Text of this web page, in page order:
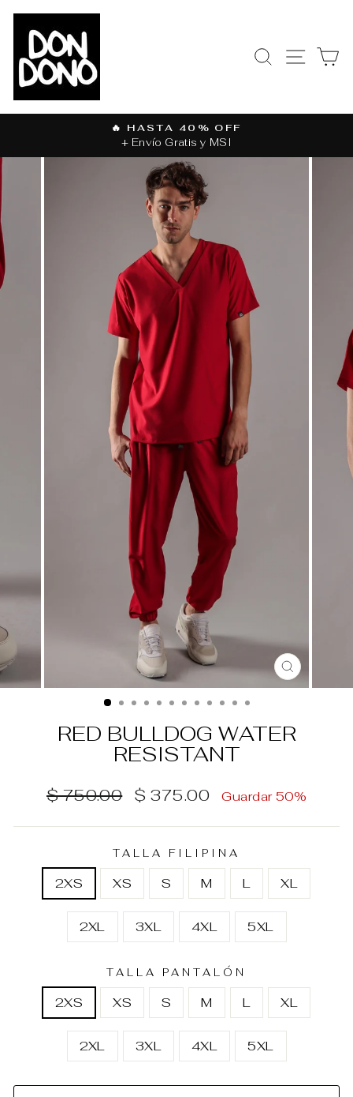
directamente
contenido
BUSCAR
diapositivas
pausa
🔥 HASTA 40% OFF
+ Envío Gratis y MSI
CERRAR
(ESC)
RED BULLDOG WATER
RESISTANT
Precio
$ 750.00
Precio
oferta
$ 375.00 Guardar 50%
TALLA FILIPINA
2XS XS S M L XL
2XL 3XL 4XL 5XL
TALLA PANTALÓN
2XS XS S M L XL
2XL 3XL 4XL 5XL